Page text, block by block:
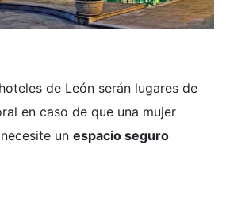
de León serán lugares de
en caso de que una mujer
un espacio seguro